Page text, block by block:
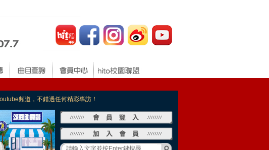
頻道，不錯過任何精彩專訪！